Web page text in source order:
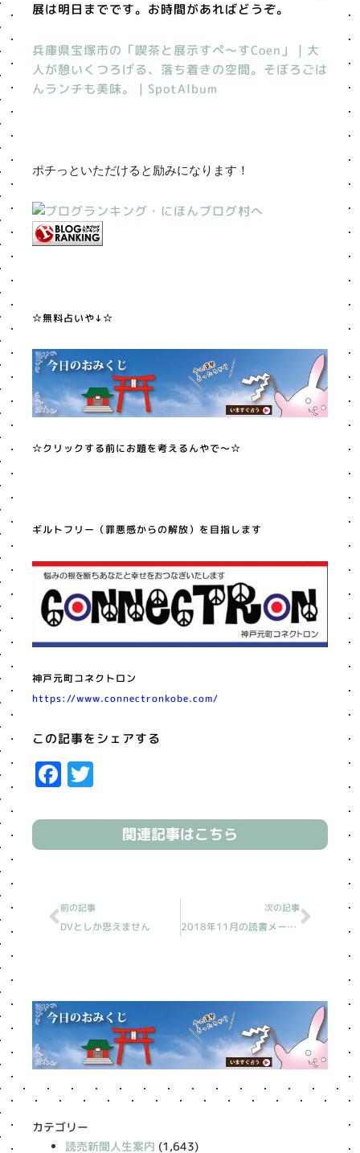
展は明日までです。お時間があればどうぞ。
兵庫県宝塚市の「喫茶と展示すぺ～すCoen」｜大
人が憩いくつろげる、落ち着きの空間。そぼろごは
んランチも美味。｜SpotAlbum
ポチっといただけると励みになります！
☆無料占いや↓☆
☆クリックする前にお題を考えるんやで〜☆
ギルトフリー（罪悪感からの解放）を目指します
神戸元町コネクトロン
https://www.connectronkobe.com/
この記事をシェアする
Facebook
関連記事はこちら
前の記事
DVとしか思えません
次の記事
2018年11月の読書メーター
Next
カテゴリー
読売新聞人生案内 (1,643)